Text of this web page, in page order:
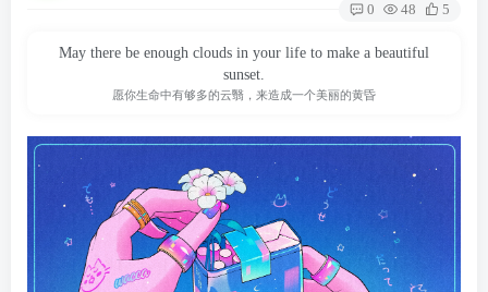
0 48 5
May there be enough clouds in your life to make a beautiful
sunset.
愿你生命中有够多的云翳，来造成一个美丽的黄昏